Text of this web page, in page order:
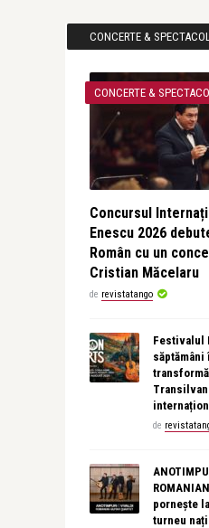
CONCERTE &
CONCERTE &
Concursul
Enescu 2026
Român cu un
Cristian Măcelaru
de revistatango
Festivalul
de
pornește
turneu